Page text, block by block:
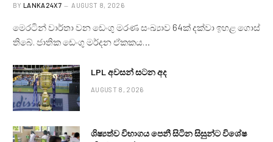
BY LANKA24X7 AUGUST 8, 2026
මෙරටින් වාර්තා වන ඩෙංගු මරණ සංඛ්‍යාව 64ක් දක්වා ඉහළ ගොස්
තිබේ. ජාතික ඩෙංගු මර්දන ඒකකය…
LPL අවසන් සටන අද
AUGUST 8, 2026
ශිෂ්‍යත්ව විභාගය පෙනී සිටින සිසුන්ට විශේෂ